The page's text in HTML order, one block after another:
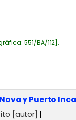
551/BA/112 .
y Puerto Inca
[autor]